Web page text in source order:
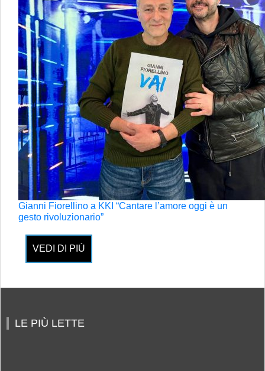
Gianni Fiorellino a KKI “Cantare l’amore oggi è un
gesto rivoluzionario”
VEDI DI PIÙ
LE PIÙ LETTE